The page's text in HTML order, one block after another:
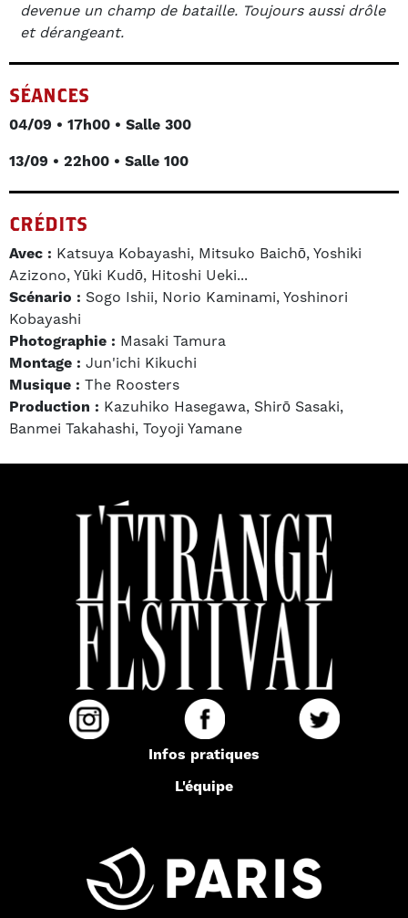
devenue un champ de bataille. Toujours aussi drôle
et dérangeant.
SÉANCES
04/09 • 17h00 • Salle 300
13/09 • 22h00 • Salle 100
CRÉDITS
Avec : Katsuya Kobayashi, Mitsuko Baichō, Yoshiki
Azizono, Yūki Kudō, Hitoshi Ueki...
Scénario : Sogo Ishii, Norio Kaminami, Yoshinori
Kobayashi
Photographie : Masaki Tamura
Montage : Jun'ichi Kikuchi
Musique : The Roosters
Production : Kazuhiko Hasegawa, Shirō Sasaki,
Banmei Takahashi, Toyoji Yamane
Infos pratiques
L'équipe